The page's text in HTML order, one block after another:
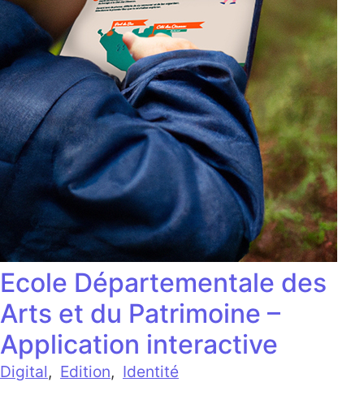
Ecole Départementale des
Arts et du Patrimoine –
Application interactive
Digital, Edition, Identité